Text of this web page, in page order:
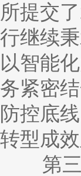
所提交
行继续
以智能
务紧密
防控底
转型成效
第三